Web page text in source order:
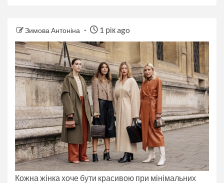
Зимова Антоніна 1 рік ago
Кожна жінка хоче бути красивою при мінімальних